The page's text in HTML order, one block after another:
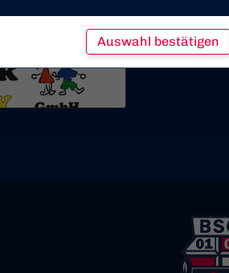
Auswahl bestätigen